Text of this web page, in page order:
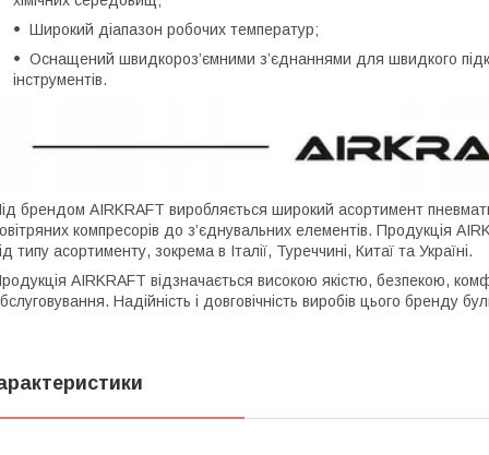
Широкий діапазон робочих температур;
Оснащений швидкороз’ємними з’єднаннями для швидкого
інструментів.
брендом AIRKRAFT виробляється широкий асортимент
компресорів до з’єднувальних елементів. Продукція
типу асортименту, зокрема в Італії, Туреччині, Китаї та Україні.
AIRKRAFT відзначається високою якістю, безпекою,
Надійність і довговічність виробів цього бренду